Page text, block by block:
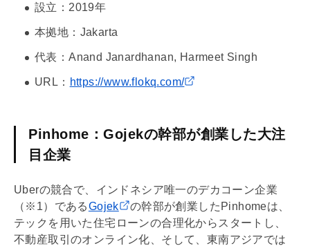
設立：2019年
本拠地：Jakarta
代表：Anand Janardhanan, Harmeet Singh
URL： https://www.flokq.com/
Pinhome：Gojekの幹部が創業した大注
目企業
Uberの競合で、インドネシア唯一のデカコーン企業
（※1）であるGojek
の幹部が創業したPinhomeは、
テックを用いた住宅ローンの合理化からスタートし、
不動産取引のオンライン化、そして、東南アジアでは